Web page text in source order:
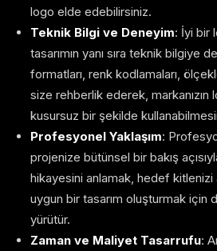
logo elde edebilirsiniz.
Teknik Bilgi ve Deneyim: İyi bir
tasarımın yanı sıra teknik bilgiye
formatları, renk kodlamaları,
size rehberlik ederek,
kusursuz bir şekilde
Profesyonel Yaklaşım:
projenize bütünsel bir bakış
hikayesini anlamak, hedef
uygun bir tasarım oluşturmak için
yürütür.
Zaman ve Maliyet Tasarrufu: